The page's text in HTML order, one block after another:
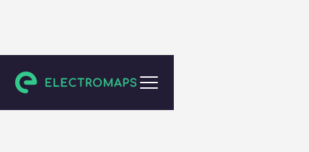
Waimes